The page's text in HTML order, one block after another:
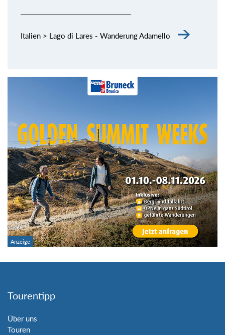
Italien > Lago di Lares - Wanderung Adamello
Tourentipp
Über uns
Touren